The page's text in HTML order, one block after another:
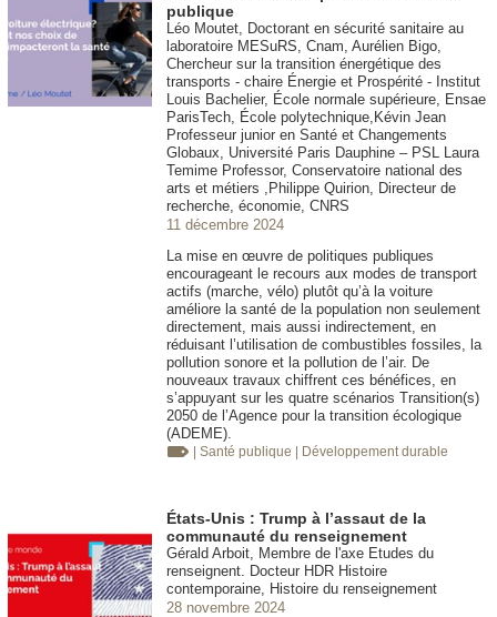
publique
Léo Moutet, Doctorant en sécurité sanitaire au
laboratoire MESuRS, Cnam, Aurélien Bigo,
Chercheur sur la transition énergétique des
transports - chaire Énergie et Prospérité - Institut
Louis Bachelier, École normale supérieure, Ensae
ParisTech, École polytechnique,Kévin Jean
Professeur junior en Santé et Changements
Globaux, Université Paris Dauphine – PSL Laura
Temime Professor, Conservatoire national des
arts et métiers ,Philippe Quirion, Directeur de
recherche, économie, CNRS
11 décembre 2024
La mise en œuvre de politiques publiques
encourageant le recours aux modes de transport
actifs (marche, vélo) plutôt qu’à la voiture
améliore la santé de la population non seulement
directement, mais aussi indirectement, en
réduisant l’utilisation de combustibles fossiles, la
pollution sonore et la pollution de l’air. De
nouveaux travaux chiffrent ces bénéfices, en
s’appuyant sur les quatre scénarios Transition(s)
2050 de l’Agence pour la transition écologique
(ADEME).
| Santé publique | Développement durable
États-Unis : Trump à l’assaut de la
communauté du renseignement
Gérald Arboit, Membre de l'axe Etudes du
renseignent. Docteur HDR Histoire
contemporaine, Histoire du renseignement
28 novembre 2024